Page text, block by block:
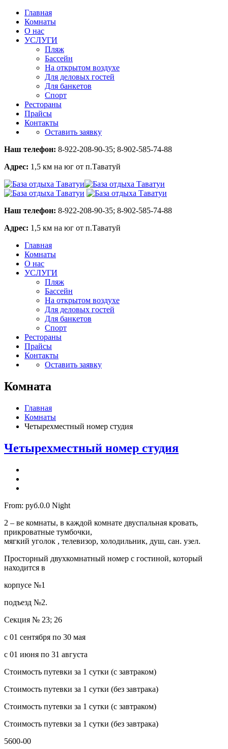
Главная
Комнаты
О нас
УСЛУГИ
Пляж
Бассейн
На открытом воздухе
Для деловых гостей
Для банкетов
Спорт
Рестораны
Прайсы
Контакты
Оставить заявку
Наш телефон: 8-922-208-90-35; 8-902-585-74-88
Адрес: 1,5 км на юг от п.Таватуй
Наш телефон: 8-922-208-90-35; 8-902-585-74-88
Адрес: 1,5 км на юг от п.Таватуй
Главная
Комнаты
О нас
УСЛУГИ
Пляж
Бассейн
На открытом воздухе
Для деловых гостей
Для банкетов
Спорт
Рестораны
Прайсы
Контакты
Оставить заявку
Комната
Главная
Комнаты
Четырехместный номер студия
Четырехместный номер студия
From: руб.0.0 Night
2 – ве комнаты, в каждой комнате двуспальная кровать,
прикроватные тумбочки,
мягкий уголок , телевизор, холодильник, душ, сан. узел.
Просторный двухкомнатный номер с гостиной, который
находится в
корпусе №1
подъезд №2.
Секция № 23; 26
c 01 сентября по 30 мая
с 01 июня по 31 августа
Стоимость путевки за 1 сутки (с завтраком)
Стоимость путевки за 1 сутки (без завтрака)
Стоимость путевки за 1 сутки (с завтраком)
Стоимость путевки за 1 сутки (без завтрака)
5600-00